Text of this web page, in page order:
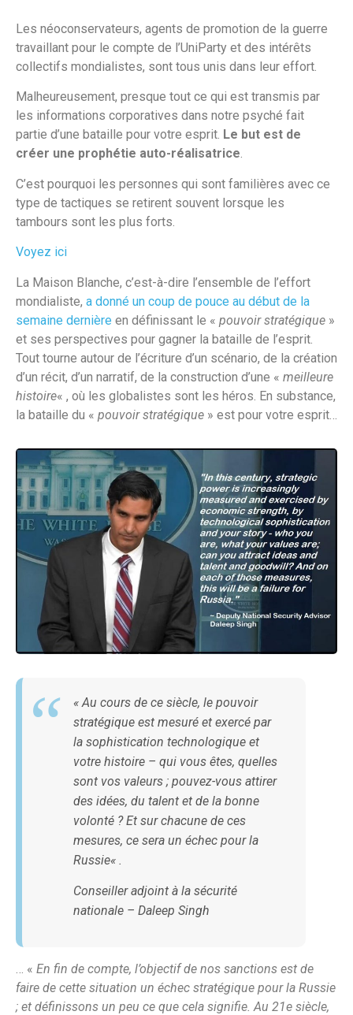
Les néoconservateurs, agents de promotion de la guerre
travaillant pour le compte de l’UniParty et des intérêts
collectifs mondialistes, sont tous unis dans leur effort.
Malheureusement, presque tout ce qui est transmis par
les informations corporatives dans notre psyché fait
partie d’une bataille pour votre esprit. Le but est de
créer une prophétie auto-réalisatrice.
C’est pourquoi les personnes qui sont familières avec ce
type de tactiques se retirent souvent lorsque les
tambours sont les plus forts.
Voyez ici
La Maison Blanche, c’est-à-dire l’ensemble de l’effort
mondialiste, a donné un coup de pouce au début de la
semaine dernière en définissant le « pouvoir stratégique »
et ses perspectives pour gagner la bataille de l’esprit.
Tout tourne autour de l’écriture d’un scénario, de la création
d’un récit, d’un narratif, de la construction d’une « meilleure
histoire« , où les globalistes sont les héros. En substance,
la bataille du « pouvoir stratégique » est pour votre esprit…
« Au cours de ce siècle, le pouvoir
stratégique est mesuré et exercé par
la sophistication technologique et
votre histoire – qui vous êtes, quelles
sont vos valeurs ; pouvez-vous attirer
des idées, du talent et de la bonne
volonté ? Et sur chacune de ces
mesures, ce sera un échec pour la
Russie« .
Conseiller adjoint à la sécurité
nationale – Daleep Singh
… « En fin de compte, l’objectif de nos sanctions est de
faire de cette situation un échec stratégique pour la Russie
; et définissons un peu ce que cela signifie. Au 21e siècle,